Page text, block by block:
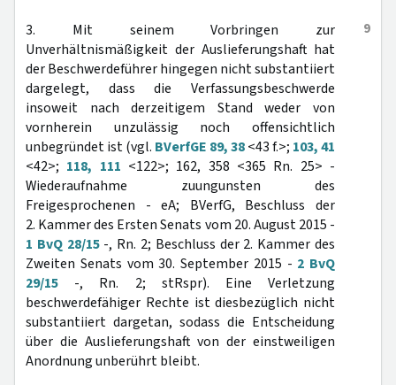
9
3. Mit seinem Vorbringen zur
Unverhältnismäßigkeit der Auslieferungshaft hat
der Beschwerdeführer hingegen nicht substantiiert
dargelegt, dass die Verfassungsbeschwerde
insoweit nach derzeitigem Stand weder von
vornherein unzulässig noch offensichtlich
unbegründet ist (vgl. BVerfGE 89, 38<43 f.>; 103, 41
<42>; 118, 111 <122>; 162, 358 <365 Rn. 25> -
Wiederaufnahme zuungunsten des
Freigesprochenen - eA; BVerfG, Beschluss der
2. Kammer des Ersten Senats vom 20. August 2015 -
1 BvQ 28/15-, Rn. 2; Beschluss der 2. Kammer des
Zweiten Senats vom 30. September 2015 - 2 BvQ
29/15 -, Rn. 2; stRspr). Eine Verletzung
beschwerdefähiger Rechte ist diesbezüglich nicht
substantiiert dargetan, sodass die Entscheidung
über die Auslieferungshaft von der einstweiligen
Anordnung unberührt bleibt.